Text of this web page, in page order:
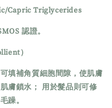
Capric Triglycerides
認證。
）
填補角質細胞間隙，使肌膚
膚鎖水； 用於髮品則可修
躁。